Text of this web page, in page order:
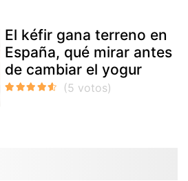
El kéfir gana terreno en
España, qué mirar antes
de cambiar el yogur